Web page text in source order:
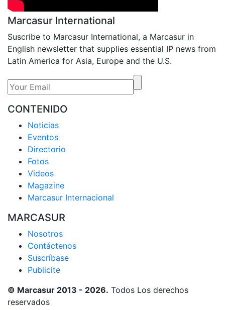
Marcasur International
Suscribe to Marcasur International, a Marcasur in
English newsletter that supplies essential IP news from
Latin America for Asia, Europe and the U.S.
CONTENIDO
Noticias
Eventos
Directorio
Fotos
Videos
Magazine
Marcasur Internacional
MARCASUR
Nosotros
Contáctenos
Suscríbase
Publicite
© Marcasur 2013 - 2026. Todos Los derechos
reservados